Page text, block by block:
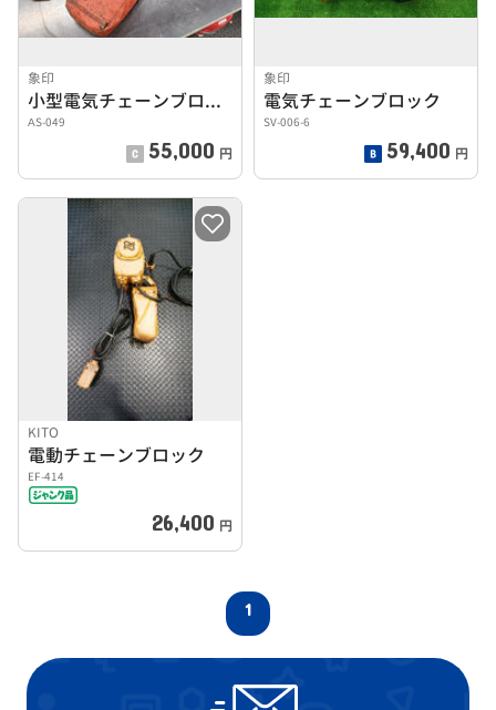
象印
小型電気チェーンブロック
ΑS-049
55,000 円
象印
電気チェーンブロック
SV-006-6
59,400 円
KITO
電動チェーンブロック
EF-414
26,400 円
1